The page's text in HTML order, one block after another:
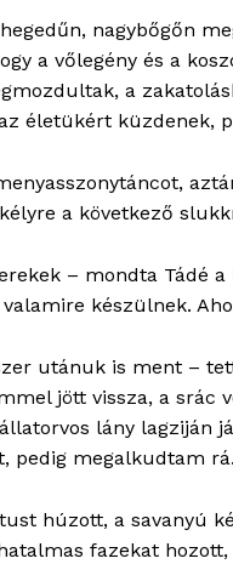
nagybőgőn
a vőlegény és a
a
életükért küzdenek,
a következő
– mondta Tádé
készülnek.
utánuk is ment –
jött vissza, a srác
lány lagziján
pedig megalkudtam rá.
húzott, a savanyú
fazekat